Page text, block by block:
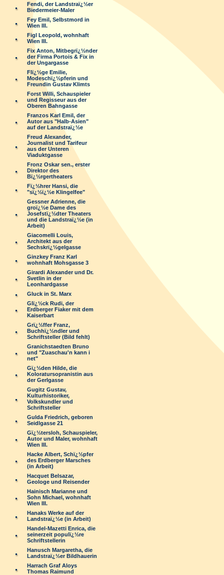
Fendi, der Landstraï¿½er
Biedermeier-Maler
Fey Emil, Selbstmord in
Wien III.
Figl Leopold, wohnhaft
Wien III.
Fix Anton, Mitbegrï¿½nder
der Firma Portois & Fix in
der Ungargasse
Flï¿½ge Emilie,
Modeschï¿½pferin und
Freundin Gustav Klimts
Forst Willi, Schauspieler
und Regisseur aus der
Oberen Bahngasse
Franzos Karl Emil, der
Autor aus "Halb-Asien"
auf der Landstraï¿½e
Freud Alexander,
Journalist und Tarifeur
aus der Unteren
Viaduktgasse
Fronz Oskar sen., erster
Direktor des
Bï¿½rgertheaters
Fï¿½hrer Hansi, die
"sï¿½ï¿½e Klingelfee"
Gessner Adrienne, die
groï¿½e Dame des
Josefstï¿½dter Theaters
und die Landstraï¿½e (in
Arbeit)
Giacomelli Louis,
Architekt aus der
Sechskrï¿½gelgasse
Ginzkey Franz Karl
wohnhaft Mohsgasse 3
Girardi Alexander und Dr.
Svetlin in der
Leonhardgasse
Gluck in St. Marx
Glï¿½ck Rudi, der
Erdberger Fiaker mit dem
Kaiserbart
Grï¿½ffer Franz,
Buchhï¿½ndler und
Schriftsteller (Bild fehlt)
Granichstaedten Bruno
und "Zuaschau'n kann i
net"
Gï¿½den Hilde, die
Koloratursopranistin aus
der Gerlgasse
Gugitz Gustav,
Kulturhistoriker,
Volkskundler und
Schriftsteller
Gulda Friedrich, geboren
Seidlgasse 21
Gï¿½tersloh, Schauspieler,
Autor und Maler, wohnhaft
Wien III.
Hacke Albert, Schï¿½pfer
des Erdberger Marsches
(in Arbeit)
Hacquet Belsazar,
Geologe und Reisender
Hainisch Marianne und
Sohn Michael, wohnhaft
Wien III.
Hanaks Werke auf der
Landstraï¿½e (in Arbeit)
Handel-Mazetti Enrica, die
seinerzeit populï¿½re
Schriftstellerin
Hanusch Margaretha, die
Landstraï¿½er Bildhauerin
Harrach Graf Aloys
Thomas Raimund